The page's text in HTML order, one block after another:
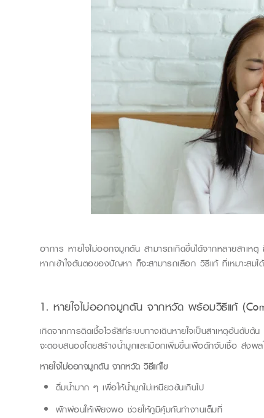
อาการ หายใจไม่ออกจมูกตัน สามารถเกิดขึ้นได้จากหลายสาเ
หากเข้าใจต้นตอของปัญหา ก็จะสามารถเลือก วิธีแก ที่เหมาะส
1. หายใจไม่ออกจมูกตัน จากหวัด พร้อมวิธีแก้(
เกิดจากการติดเชื้อไวรัสที่ระบบทางเดินหายใจเป็นสาเหตุอันดับ
จะตอบสนองโดยสร้างน้ำมูกและเมือกเพิ่มขึ้นเพื่อดักจับเชื้อ ส่งผ
หายใจไม่ออกจมูกตัน จากหวัด วิธีแก้ไข
ดื่มน้ำมาก ๆ เพื่อให้น้ำมูกไม่เหนียวข้นเกินไป
พักผ่อนให้เพียงพอ ช่วยให้ภูมิคุ้มกันทำงานเต็มที่